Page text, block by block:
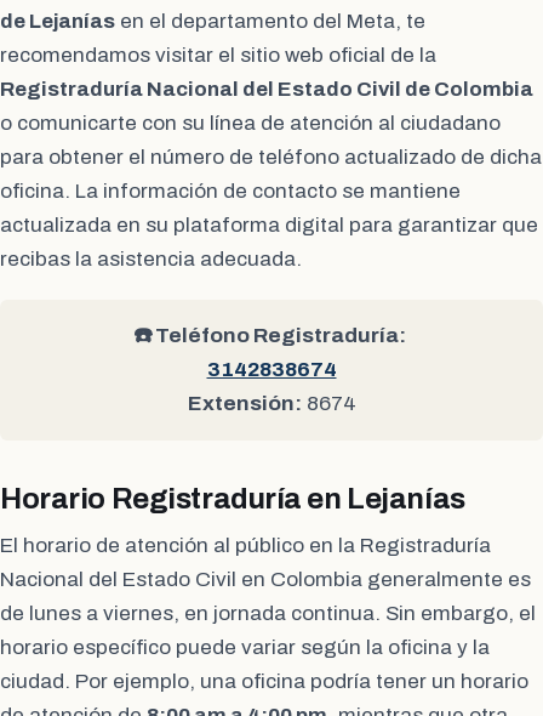
de Lejanías en el departamento del Meta, te
recomendamos visitar el sitio web oficial de la
Registraduría Nacional del Estado Civil de Colombia
o comunicarte con su línea de atención al ciudadano
para obtener el número de teléfono actualizado de dicha
oficina. La información de contacto se mantiene
actualizada en su plataforma digital para garantizar que
recibas la asistencia adecuada.
☎️ Teléfono Registraduría:
3142838674
Extensión: 8674
Horario Registraduría en Lejanías
El horario de atención al público en la Registraduría
Nacional del Estado Civil en Colombia generalmente es
de lunes a viernes, en jornada continua. Sin embargo, el
horario específico puede variar según la oficina y la
ciudad. Por ejemplo, una oficina podría tener un horario